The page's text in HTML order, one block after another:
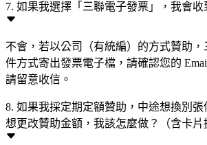
7. 如果我選擇「三聯電子發票」，我會收
不會，若以公司（有統編）的方式贊助
件方式寄出發票電子檔，請確認您的
請留意收信。
8. 如果我採定期定額贊助，中途想換別
想更改贊助金額，我該怎麼做？（含卡片